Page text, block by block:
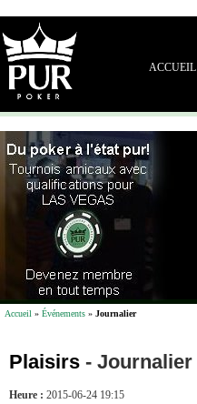
ACCUEIL
Accueil » Événements » Journalier
Plaisirs - Journalier
Heure : 2015-06-24 19:15